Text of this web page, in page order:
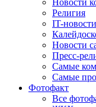
Новости
Религия
IT-новости
Новости
Пресс-
Самые
Самые
Фотофакт
Все